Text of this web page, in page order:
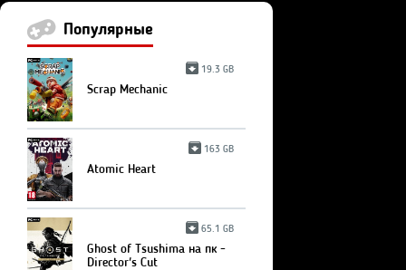
Популярные
19.3 GB
Scrap Mechanic
163 GB
Atomic Heart
65.1 GB
Ghost of Tsushima на пк -
Director's Cut